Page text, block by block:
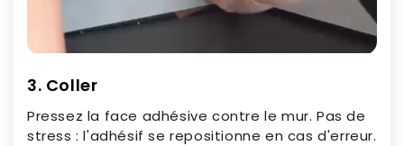
3. Coller
Pressez la face adhésive contre le mur. Pas de
stress : l'adhésif se repositionne en cas d'erreur.